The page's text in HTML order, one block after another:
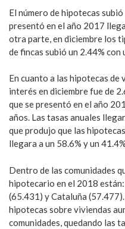
El número de hipotecas
presentó en el año 2017
otra parte, en diciembre los
de fincas subió un 2.44% con
En cuanto a las hipotecas de
interés en diciembre fue de
que se presentó en el año
años. Las tasas anuales
que produjo que las
llegara a un 58.6% y un
Dentro de las comunidades
hipotecario en el 2018
(65.431) y Cataluña
hipotecas sobre viviendas
comunidades, quedando las